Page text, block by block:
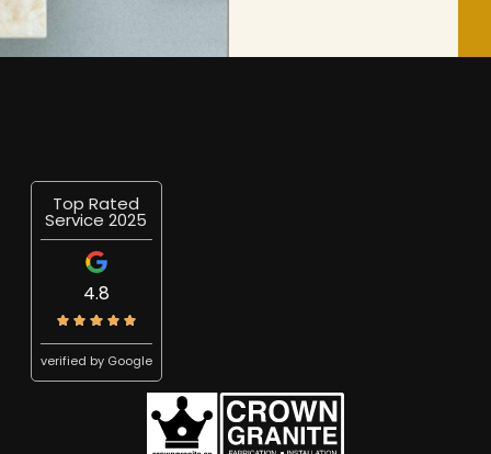
Top Rated
Service 2025
4.8
verified by Google